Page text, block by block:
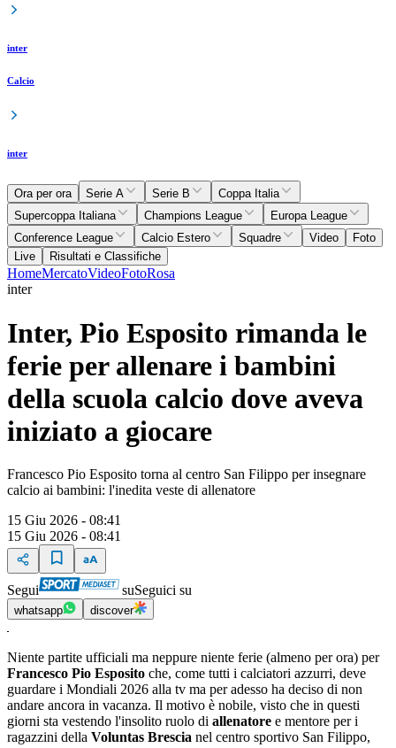
inter
Calcio
inter
Ora per ora Serie A Serie B
Coppa Italia
Supercoppa Italiana
Champions League
Europa League
Conference League
Calcio Estero Squadre Video
Foto
Live
Risultati e Classifiche
HomeMercatoVideoFotoRosa
inter
Inter, Pio Esposito rimanda le
ferie per allenare i bambini
della scuola calcio dove aveva
iniziato a giocare
Francesco Pio Esposito torna al centro San Filippo per insegnare
calcio ai bambini: l'inedita veste di allenatore
15 Giu 2026 - 08:41
15 Giu 2026 - 08:41
Segui suSeguici su
whatsapp discover
Niente partite ufficiali ma neppure niente ferie (almeno per ora) per
Francesco Pio Esposito che, come tutti i calciatori azzurri, deve
guardare i Mondiali 2026 alla tv ma per adesso ha deciso di non
andare ancora in vacanza. Il motivo è nobile, visto che in questi
giorni sta vestendo l'insolito ruolo di allenatore e mentore per i
ragazzini della Voluntas Brescia nel centro sportivo San Filippo,